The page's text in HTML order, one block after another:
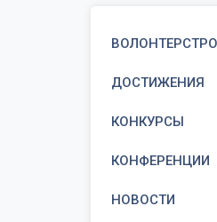
ВОЛОНТЕРСТРО
ДОСТИЖЕНИЯ
КОНКУРСЫ
КОНФЕРЕНЦИИ
НОВОСТИ